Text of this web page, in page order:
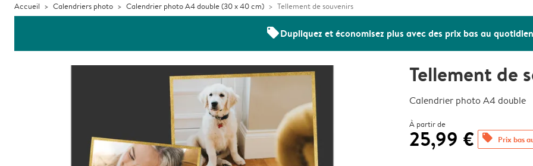
Accueil Calendriers photo Calendrier photo A4 double (30 x 40 cm) Tellement de souvenirs
offersDupliquez et économisez plus avec des prix bas au quotidien
Tellement de
Calendrier photo A4 double
À partir de
25,99 € offers Prix bas